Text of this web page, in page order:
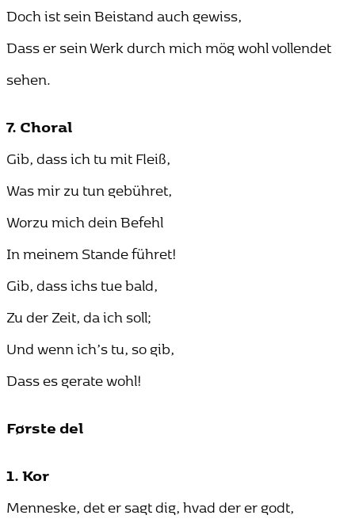
Doch ist sein Beistand auch gewiss,
Dass er sein Werk durch mich mög wohl vollendet
sehen.
7. Choral
Gib, dass ich tu mit Fleiß,
Was mir zu tun gebühret,
Worzu mich dein Befehl
In meinem Stande führet!
Gib, dass ichs tue bald,
Zu der Zeit, da ich soll;
Und wenn ich’s tu, so gib,
Dass es gerate wohl!
Første del
1. Kor
Menneske, det er sagt dig, hvad der er godt,